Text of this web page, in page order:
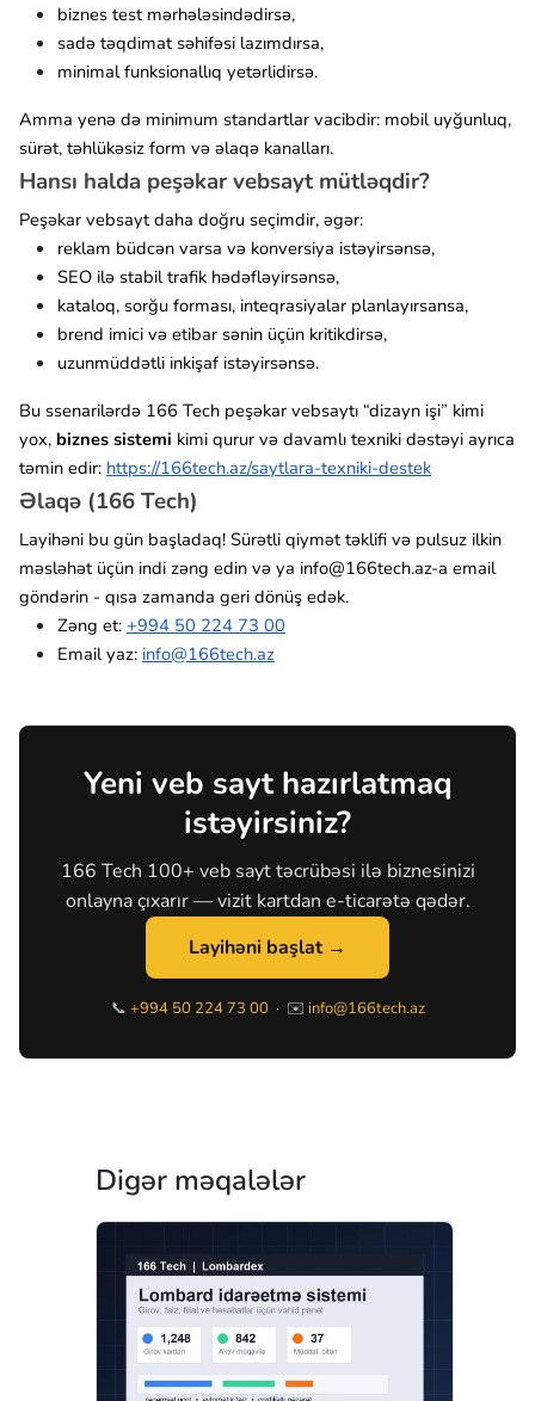
biznes test mərhələsindədirsə,
sadə təqdimat səhifəsi lazımdırsa,
minimal funksionallıq yetərlidirsə.
Amma yenə də minimum standartlar vacibdir: mobil uyğunluq,
sürət, təhlükəsiz form və əlaqə kanalları.
Hansı halda peşəkar vebsayt mütləqdir?
Peşəkar vebsayt daha doğru seçimdir, əgər:
reklam büdcən varsa və konversiya istəyirsənsə,
SEO ilə stabil trafik hədəfləyirsənsə,
kataloq, sorğu forması, inteqrasiyalar planlayırsansa,
brend imici və etibar sənin üçün kritikdirsə,
uzunmüddətli inkişaf istəyirsənsə.
Bu ssenarilərdə 166 Tech peşəkar vebsaytı “dizayn işi” kimi
yox, biznes sistemi kimi qurur və davamlı texniki dəstəyi ayrıca
təmin edir: https://166tech.az/saytlara-texniki-destek
Əlaqə (166 Tech)
Layihəni bu gün başladaq! Sürətli qiymət təklifi və pulsuz ilkin
məsləhət üçün indi zəng edin və ya info@166tech.az-a email
göndərin - qısa zamanda geri dönüş edək.
Zəng et: +994 50 224 73 00
Email yaz: info@166tech.az
Yeni veb sayt hazırlatmaq
istəyirsiniz?
166 Tech 100+ veb sayt təcrübəsi ilə biznesinizi
onlayna çıxarır — vizit kartdan e-ticarətə qədər.
Layihəni başlat →
📞 +994 50 224 73 00 · ✉️ info@166tech.az
Digər məqalələr